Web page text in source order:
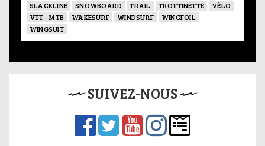
SLACKLINE
SNOWBOARD TRAIL TROTTINETTE
VÉLO
VTT - MTB
WAKESURF WINDSURF
WINGFOIL
WINGSUIT
SUIVEZ-NOUS